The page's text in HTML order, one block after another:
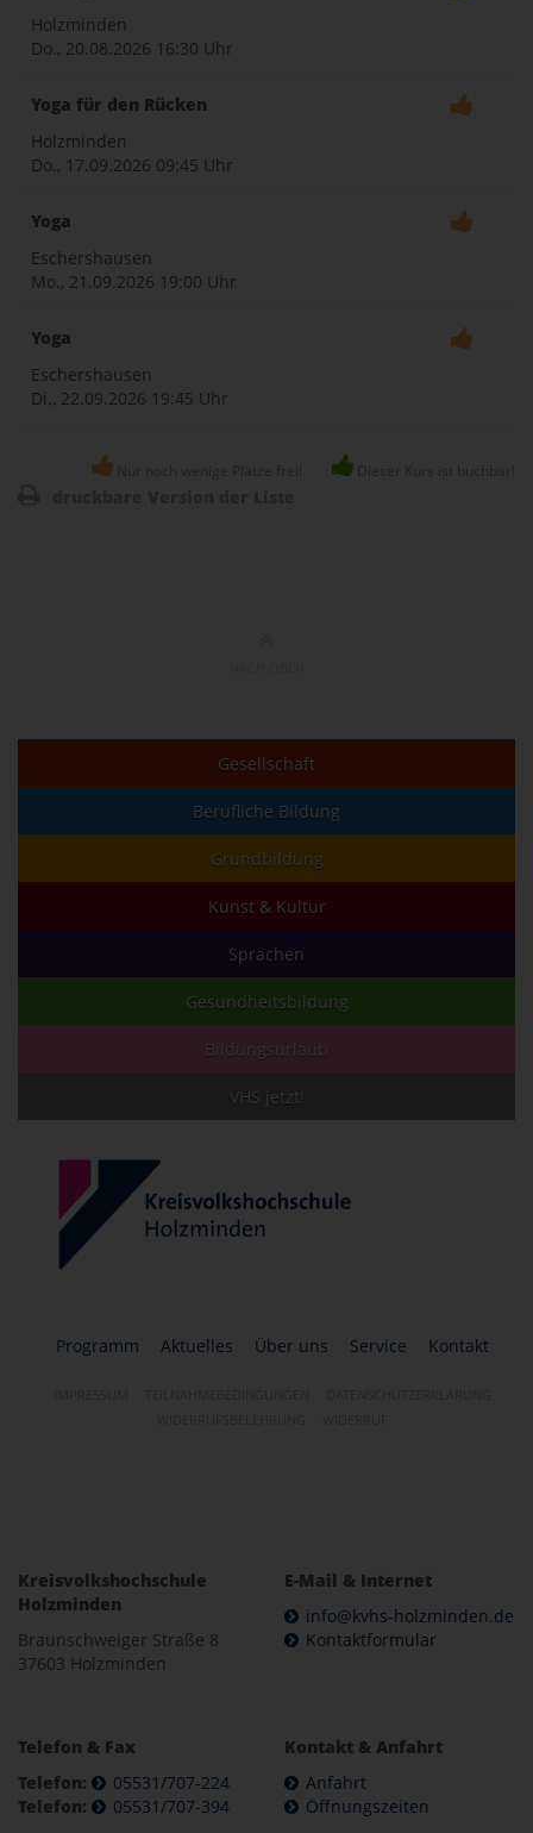
Holzminden
Do., 20.08.2026 16:30 Uhr
Yoga für den Rücken
Holzminden
Do., 17.09.2026 09:45 Uhr
Yoga
Eschershausen
Mo., 21.09.2026 19:00 Uhr
Yoga
Eschershausen
Di., 22.09.2026 19:45 Uhr
Gesellschaft
Berufliche Bildung
Grundbildung
Kunst & Kultur
Sprachen
Gesundheitsbildung
Bildungsurlaub
VHS jetzt!
Programm Aktuelles Über uns Service Kontakt
Kreisvolkshochschule
Holzminden
Braunschweiger Straße 8
37603 Holzminden
E-Mail & Internet
info@kvhs-holzminden.de
Kontaktformular
Telefon & Fax
Telefon:
05531/707-224
Telefon:
05531/707-394
Kontakt & Anfahrt
Anfahrt
Öffnungszeiten